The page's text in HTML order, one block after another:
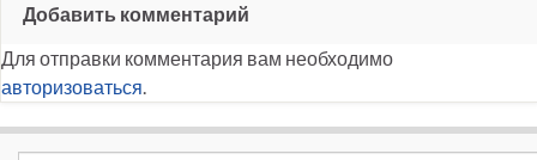
Добавить комментарий
Для отправки комментария вам необходимо
авторизоваться